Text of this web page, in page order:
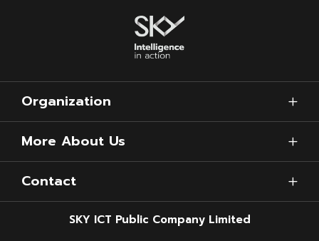
เมื่อทั้ง 3 มิติหลัก — Passenger Experience, Smart
Operations และ Cargo & Logistics — ทำงานร่วมกัน
อย่างมีประสิทธิภาพ จะสามารถยกระดับสนามบินสุวรรณภูมิ
และประเทศไทย ให้ก้าวขึ้นเป็น
อย่างแท้จริง
บทสรุป
การเป็น Aviation Hub ในอนาคต ไม่ใช่แค่เรื่อง “ปริมาณ” แต่
คือ “คุณภาพของการบริหารจัดการทั้งระบบ”
Organization
More About Us
Contact
SKY ICT Public Company Limited